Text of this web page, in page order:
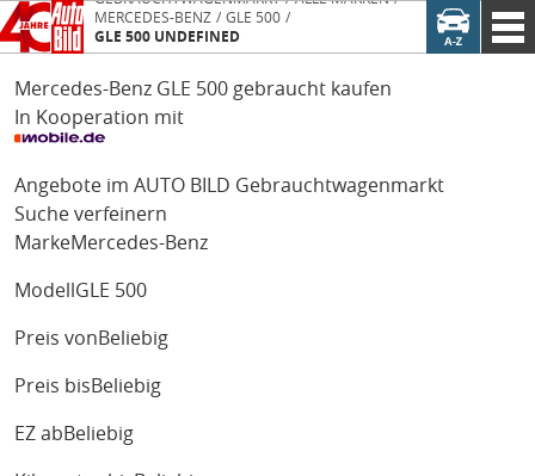
MERCEDES-BENZ
GLE 500
GLE 500 UNDEFINED
Mercedes-Benz GLE 500 gebraucht kaufen
In Kooperation mit
Angebote im AUTO BILD Gebrauchtwagenmarkt
Suche verfeinern
MarkeMercedes-Benz
Modell GLE 500
Preis von Beliebig
Preis bis Beliebig
EZ ab Beliebig